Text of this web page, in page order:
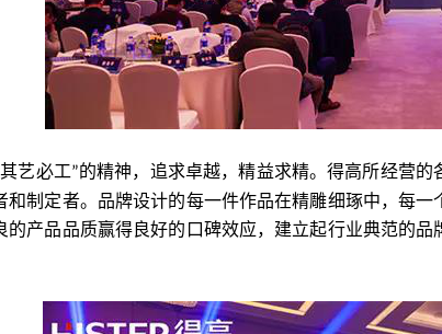
艺必工”的精神，追求卓越，精益求精。得高所经营
和制定者。品牌设计的每一件作品在精雕细琢中，每
的产品品质赢得良好的口碑效应，建立起行业典范的